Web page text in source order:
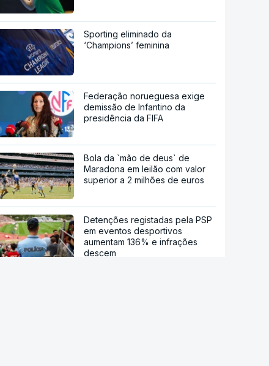
Sporting eliminado da
‘Champions’ feminina
Federação norueguesa exige
demissão de Infantino da
presidência da FIFA
Bola da `mão de deus` de
Maradona em leilão com valor
superior a 2 milhões de euros
Detenções registadas pela PSP
em eventos desportivos
aumentam 136% e infrações
descem